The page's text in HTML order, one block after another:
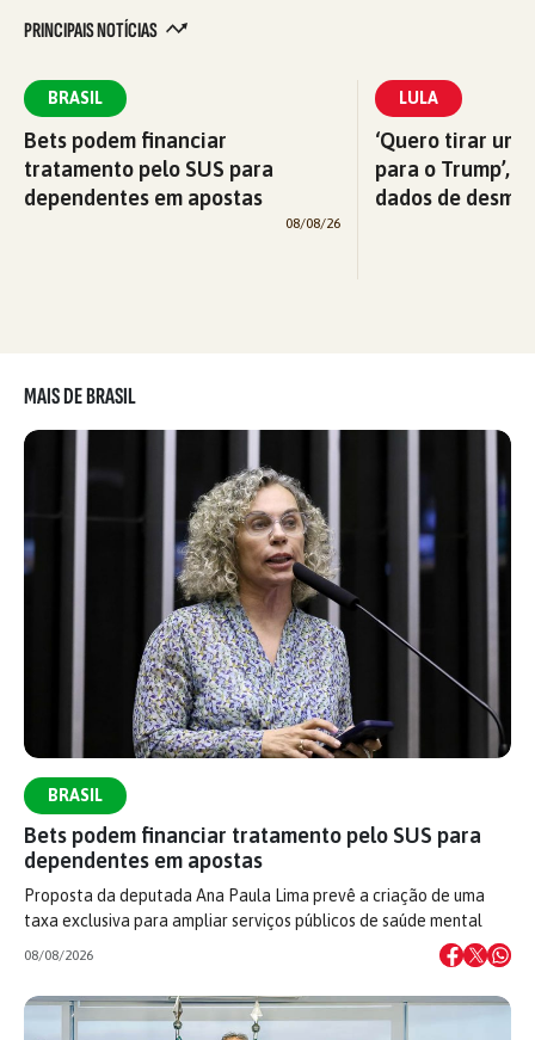
PRINCIPAIS NOTÍCIAS
BRASIL
Bets podem financiar
tratamento pelo SUS para
dependentes em apostas
08/08/26
LULA
‘Quero tirar
para o Trump’,
dados de
MAIS DE BRASIL
BRASIL
Bets podem financiar tratamento pelo SUS para
dependentes em apostas
Proposta da deputada Ana Paula Lima prevê a criação de uma
taxa exclusiva para ampliar serviços públicos de saúde mental
08/08/2026